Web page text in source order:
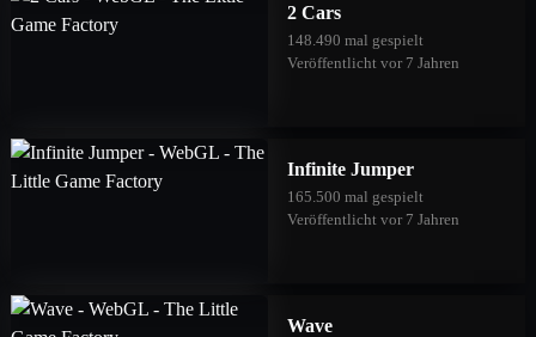
2 Cars
148.490 mal gespielt
Veröffentlicht vor 7 Jahren
Infinite Jumper
165.500 mal gespielt
Veröffentlicht vor 7 Jahren
Wave